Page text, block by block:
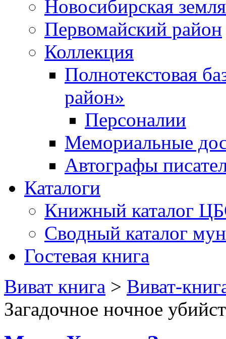
Новосибирская земля
Первомайский район
Коллекция
Полнотекстовая
район»
Персоналии
Мемориальные
Автографы
Каталоги
Книжный каталог
Сводный каталог
Гостевая книга
Виват книга > Виват-
Загадочное ночное